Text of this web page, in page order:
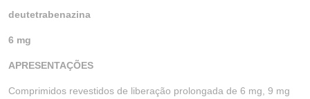
deutetrabenazina
6 mg
APRESENTAÇÕES
Comprimidos revestidos de liberação prolongada de 6 mg, 9 mg